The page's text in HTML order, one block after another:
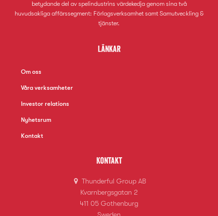
betydande del av spelindustrins värdekedja genom sina två
huvudsakliga affärssegment: Förlagsverksamhet samt Samutveckling &
tjänster.
Länkar
Om oss
Våra verksamheter
Investor relations
Nyhetsrum
Kontakt
Kontakt
Thunderful Group AB
Kvarnbergsgatan 2
411 05 Gothenburg